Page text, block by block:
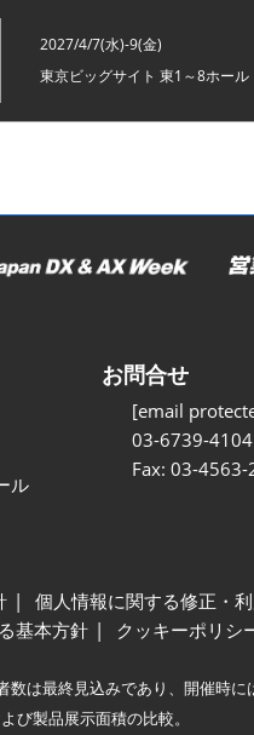
2027/4/7(水)-9(金)
東京ビッグサイト 東1～8ホール
ル
お問合せ
[email
03-6739-4104
Fax: 03-4563-
個人情報に関する修正・
基本方針
クッキーポリシ
は最終見込みであり、開催時に
び製品展示面積の比較。